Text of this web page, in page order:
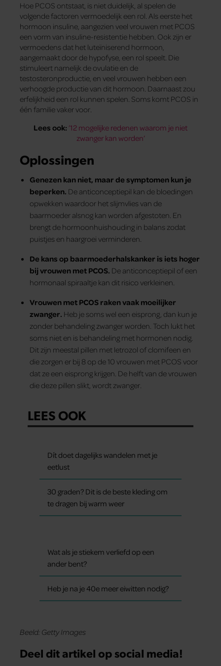
Hoe PCOS ontstaat, is niet duidelijk, al spelen de
volgende factoren vermoedelijk een rol. Als eerste het
hormoon insuline, aangezien veel vrouwen met PCOS
een vorm van insuline-resistentie hebben. Ook zijn er
vermoedens dat het luteïniserend hormoon,
aangemaakt door de hypofyse, een rol speelt. Die
stimuleert namelijk de ovulatie en de
testosteronproductie, en veel vrouwen hebben een
verhoogde productie van dit hormoon. Daarnaast zou
erfelijkheid een rol kunnen spelen. Soms komt PCOS in
één familie vaker voor.
Lees ook: ’12 mogelijke redenen waarom je niet
zwanger kan worden’
Oplossingen
Genezen kan niet, maar de symptomen kun je
beperken. De anticonceptiepil kan de bloedingen
opwekken waardoor het slijmvlies van de
baarmoeder alsnog kan worden afgestoten. En
brengt de hormoonhuishouding in balans zodat
puistjes en haargroei verminderen.
De kans op baarmoederhalskanker is iets hoger
bij vrouwen met PCOS. De anticonceptiepil of een
hormonaal spiraaltje kan dit risico verkleinen.
Vrouwen met PCOS raken vaak moeilijker
zwanger. Heb je soms wel een eisprong, dan kun je
zonder behandeling zwanger worden. Toch lukt het
soms niet en is behandeling met hormonen nodig.
Dit zijn meestal pillen met letrozol of clomifeen en
die zorgen er bij 8 op de 10 vrouwen met PCOS voor
dat ze een eisprong krijgen. De helft van de vrouwen
die deze pillen slikt, wordt zwanger.
LEES OOK
Dít doet dagelijks wandelen met je
eetlust
30 graden? Dit is de beste kleding om
te dragen bij warm weer
Wat als je stiekem verliefd op een
ander bent?
Heb je na je 40e meer eiwitten nodig?
Beeld: Getty Images
Deel dit artikel op social media!